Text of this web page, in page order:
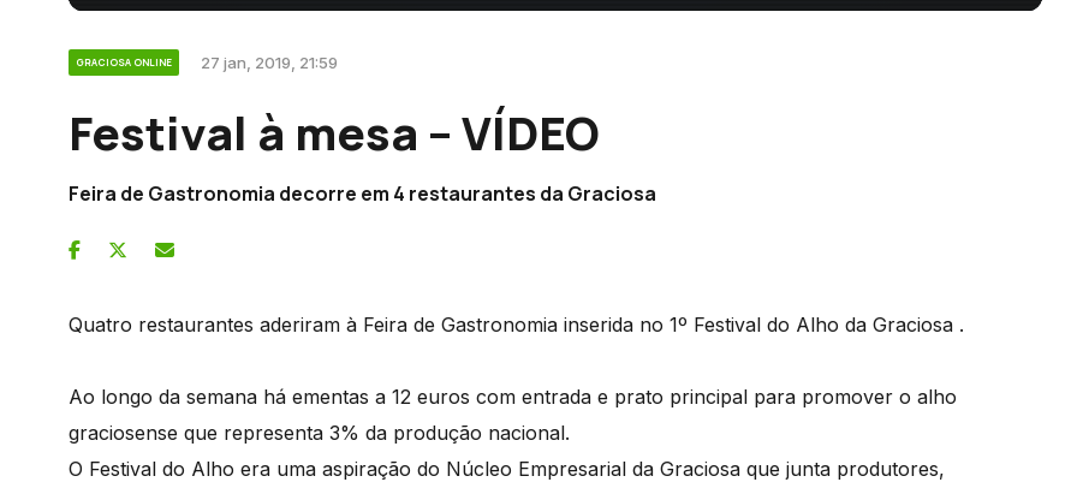
GRACIOSA ONLINE 27 jan, 2019, 21:59
Festival à mesa – VÍDEO
Feira de Gastronomia decorre em 4 restaurantes da Graciosa
Quatro restaurantes aderiram à Feira de Gastronomia inserida no 1º Festival do Alho da Graciosa .
Ao longo da semana há ementas a 12 euros com entrada e prato principal para promover o alho
graciosense que representa 3% da produção nacional.
O Festival do Alho era uma aspiração do Núcleo Empresarial da Graciosa que junta produtores,